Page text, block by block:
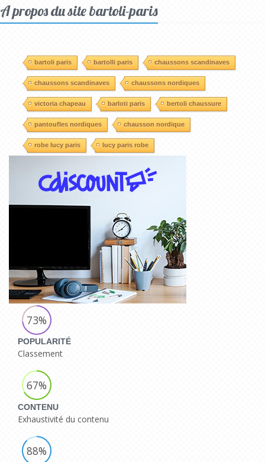
A propos du site bartoli-paris
bartoli paris bartolli paris chaussons scandinaves
chaussons scandinaves chaussons nordiques
victoria chapeau barloti paris bertoli chaussure
pantoufles nordiques chausson nordique
robe lucy paris lucy paris robe
73%
POPULARITÉ
Classement
67%
CONTENU
Exhaustivité du contenu
88%